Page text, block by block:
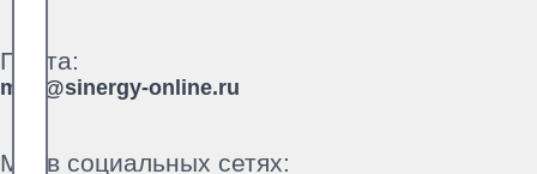
Почта:
mail@sinergy-online.ru
Мы в социальных сетях: